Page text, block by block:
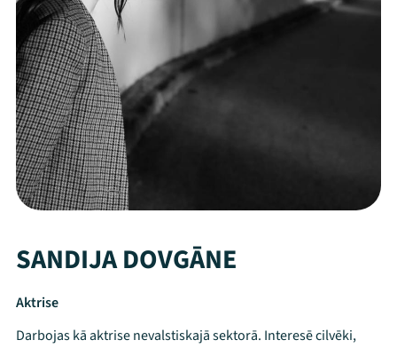
SANDIJA DOVGĀNE
Aktrise
Darbojas kā aktrise nevalstiskajā sektorā. Interesē cilvēki,